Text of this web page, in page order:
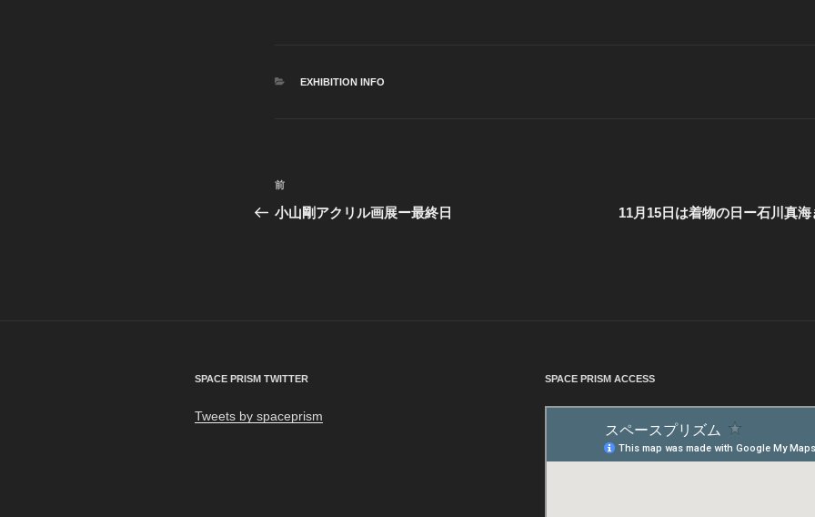
カ
EXHIBITION INFO
投
稿
シ
ョ
前
の
前
小山剛アクリル画展ー最終日 11月15日は着物の日ー石川真
SPACE PRISM TWITTER
Tweets by spaceprism
SPACE PRISM ACCESS